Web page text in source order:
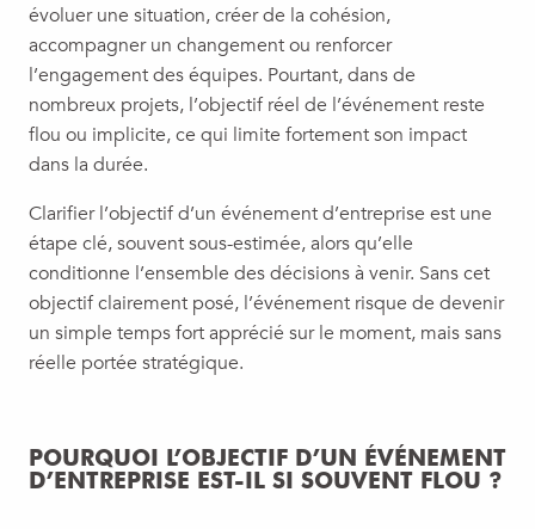
évoluer une situation, créer de la cohésion,
accompagner un changement ou renforcer
l’engagement des équipes. Pourtant, dans de
nombreux projets, l’objectif réel de l’événement reste
flou ou implicite, ce qui limite fortement son impact
dans la durée.
Clarifier l’objectif d’un événement d’entreprise est une
étape clé, souvent sous-estimée, alors qu’elle
conditionne l’ensemble des décisions à venir. Sans cet
objectif clairement posé, l’événement risque de devenir
un simple temps fort apprécié sur le moment, mais sans
réelle portée stratégique.
POURQUOI L’OBJECTIF D’UN ÉVÉNEMENT
D’ENTREPRISE EST-IL SI SOUVENT FLOU ?